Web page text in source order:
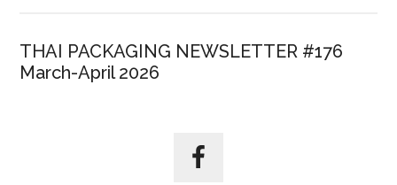
THAI PACKAGING NEWSLETTER #176
March-April 2026